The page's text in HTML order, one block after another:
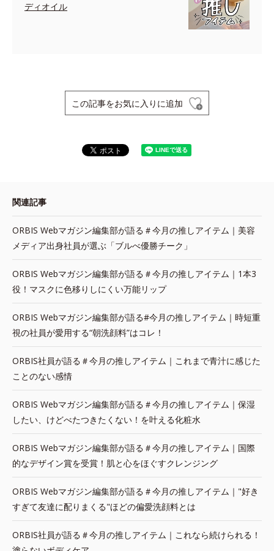
ディオイル
この記事をお気に入りに追加
関連記事
ORBIS Webマガジン編集部が語る＃今月の推しアイテム｜美容
メディア出身社員が選ぶ「ブルべ優勝チーク」
ORBIS Webマガジン編集部が語る＃今月の推しアイテム｜1本3
役！マスクに色移りしにくい万能リップ
ORBIS Webマガジン編集部が語る#今月の推しアイテム｜時短重
視の社員が愛用する“朝洗顔料”はコレ！
ORBIS社員が語る＃今月の推しアイテム｜これまで青汁に感じた
ことのない感情
ORBIS Webマガジン編集部が語る＃今月の推しアイテム｜保湿
したい、けどべたつきたくない！を叶える化粧水
ORBIS Webマガジン編集部が語る＃今月の推しアイテム｜国際
的なデザイン賞を受賞！肌と心をほぐすクレンジング
ORBIS Webマガジン編集部が語る＃今月の推しアイテム｜"好き
すぎて友達に配りまくる"ほどの偏愛洗顔料とは
ORBIS社員が語る＃今月の推しアイテム｜これなら続けられる！